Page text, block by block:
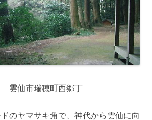
仙市瑞穂町西郷丁
のヤマサキ角で、神代から雲仙に向